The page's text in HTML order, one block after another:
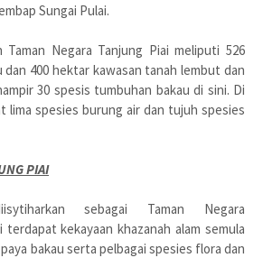
Sungai Pulai.
Taman Negara Tanjung Piai meliputi 526
dan 400 hektar kawasan tanah lembut dan
30 spesis tumbuhan bakau di sini. Di
lima spesies burung air dan tujuh spesies
PIAI
sebagai Taman Negara
terdapat kekayaan khazanah alam semula
bakau serta pelbagai spesies flora dan